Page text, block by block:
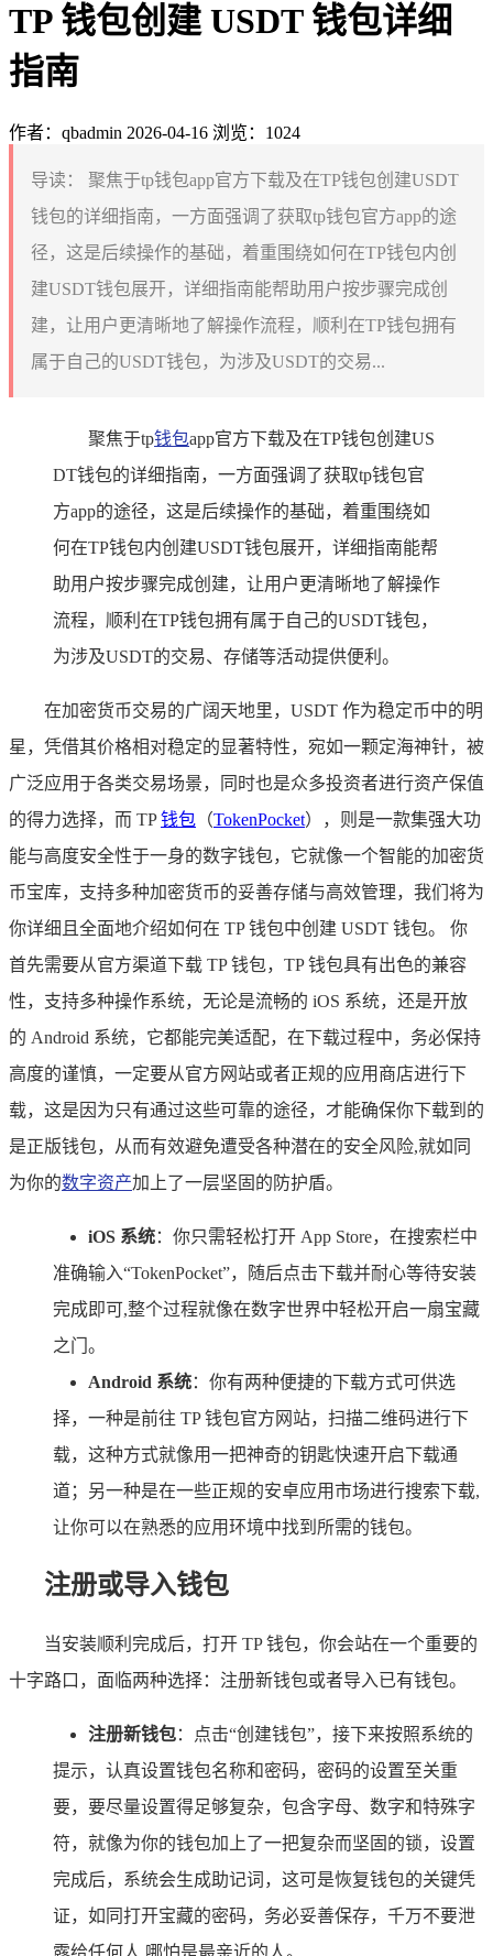
TP 钱包创建 USDT 钱包详细
指南
作者：qbadmin 2026-04-16 浏览：1024
导读：
聚焦于tp钱包app官方下载及在TP钱包创建USDT
钱包的详细指南，一方面强调了获取tp钱包官方app的途
径，这是后续操作的基础，着重围绕如何在TP钱包内创
建USDT钱包展开，详细指南能帮助用户按步骤完成创
建，让用户更清晰地了解操作流程，顺利在TP钱包拥有
属于自己的USDT钱包，为涉及USDT的交易...
聚焦于tp钱包app官方下载及在TP钱包创建US
DT钱包的详细指南，一方面强调了获取tp钱包官
方app的途径，这是后续操作的基础，着重围绕如
何在TP钱包内创建USDT钱包展开，详细指南能帮
助用户按步骤完成创建，让用户更清晰地了解操作
流程，顺利在TP钱包拥有属于自己的USDT钱包，
为涉及USDT的交易、存储等活动提供便利。
在加密货币交易的广阔天地里，USDT 作为稳定币中的明
星，凭借其价格相对稳定的显著特性，宛如一颗定海神针，被
广泛应用于各类交易场景，同时也是众多投资者进行资产保值
的得力选择，而 TP钱包 （TokenPocket），则是一款集强大功
能与高度安全性于一身的数字钱包，它就像一个智能的加密货
币宝库，支持多种加密货币的妥善存储与高效管理，我们将为
你详细且全面地介绍如何在 TP 钱包中创建 USDT 钱包。 你
首先需要从官方渠道下载 TP 钱包，TP 钱包具有出色的兼容
性，支持多种操作系统，无论是流畅的 iOS 系统，还是开放
的 Android 系统，它都能完美适配，在下载过程中，务必保持
高度的谨慎，一定要从官方网站或者正规的应用商店进行下
载，这是因为只有通过这些可靠的途径，才能确保你下载到的
是正版钱包，从而有效避免遭受各种潜在的安全风险,就如同
为你的数字资产加上了一层坚固的防护盾。
iOS 系统：你只需轻松打开 App Store，在搜索栏中
准确输入“TokenPocket”，随后点击下载并耐心等待安装
完成即可,整个过程就像在数字世界中轻松开启一扇宝藏
之门。
Android 系统：你有两种便捷的下载方式可供选
择，一种是前往 TP 钱包官方网站，扫描二维码进行下
载，这种方式就像用一把神奇的钥匙快速开启下载通
道；另一种是在一些正规的安卓应用市场进行搜索下载,
让你可以在熟悉的应用环境中找到所需的钱包。
注册或导入钱包
当安装顺利完成后，打开 TP 钱包，你会站在一个重要的
十字路口，面临两种选择：注册新钱包或者导入已有钱包。
注册新钱包：点击“创建钱包”，接下来按照系统的
提示，认真设置钱包名称和密码，密码的设置至关重
要，要尽量设置得足够复杂，包含字母、数字和特殊字
符，就像为你的钱包加上了一把复杂而坚固的锁，设置
完成后，系统会生成助记词，这可是恢复钱包的关键凭
证，如同打开宝藏的密码，务必妥善保存，千万不要泄
露给任何人,哪怕是最亲近的人。